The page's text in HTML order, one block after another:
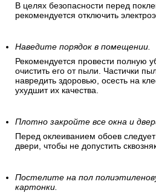
В целях безопасности перед
рекомендуется отключить
Наведите порядок в помещении.
Рекомендуется провести полную
очистить его от пыли. Частички
навредить здоровью, осесть на
ухудшит их качества.
Плотно закройте все окна и
Перед оклеиванием обоев следует
двери, чтобы не допустить
Постелите на пол
картонки.